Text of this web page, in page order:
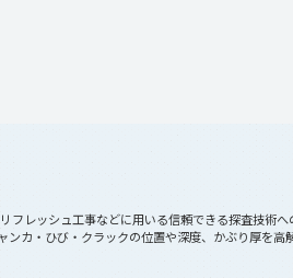
レッシュ工事などに用いる信頼できる探査技術
カ・ひび・クラックの位置や深度、かぶり厚を